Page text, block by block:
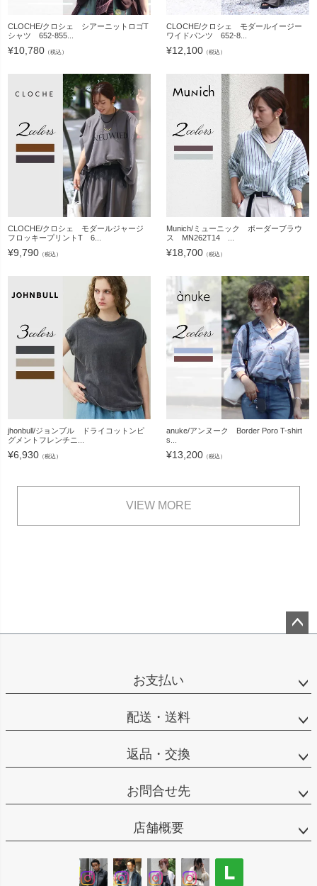
CLOCHE/クロシェ シアーニットロゴT
シャツ 652-855...
¥10,780 （税込）
CLOCHE/クロシェ モダールイージー
ワイドパンツ 652-8...
¥12,100 （税込）
CLOCHE/クロシェ モダールジャージ
フロッキープリントT 6...
¥9,790 （税込）
Munich/ミューニック ボーダーブラウ
ス MN262T14 ...
¥18,700 （税込）
jhonbull/ジョンブル ドライコットンピ
グメントフレンチニ...
¥6,930 （税込）
anuke/アンヌーク Border Poro T-shirt
s...
¥13,200 （税込）
VIEW MORE
お支払い
配送・送料
返品・交換
お問合せ先
店舗概要